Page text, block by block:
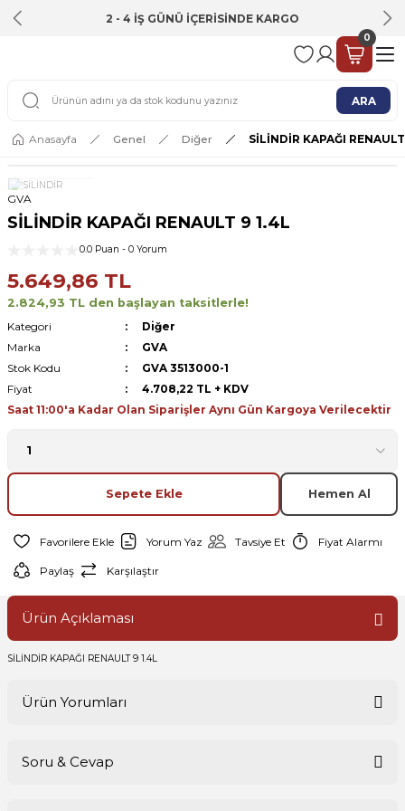
2 - 4 İŞ GÜNÜ İÇERİSİNDE KARGO
ARA
0
Anasayfa Genel Diğer SİLİNDİR KAPAĞI
GVA
SİLİNDİR KAPAĞI RENAULT 9 1.4L
0.0 Puan - 0 Yorum
5.649,86 TL
2.824,93 TL den başlayan taksitlerle!
Kategori
Diğer
Marka
GVA
Stok Kodu
GVA 3513000-1
Fiyat
4.708,22 TL + KDV
Saat 11:00'a Kadar Olan Siparişler Aynı Gün Kargoya Verilecektir
Sepete Ekle Hemen Al
Yorum Yaz Tavsiye Et Fiyat Alarmı
Paylaş Karşılaştır
Ürün Açıklaması
SİLİNDİR KAPAĞI RENAULT 9 1.4L
Ürün Yorumları
Soru & Cevap